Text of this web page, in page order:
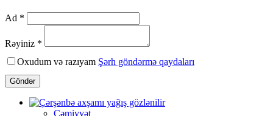
Ad *
Rəyiniz *
Oxudum və razıyam Şərh göndərmə qaydaları
Göndər
Cəmiyyət